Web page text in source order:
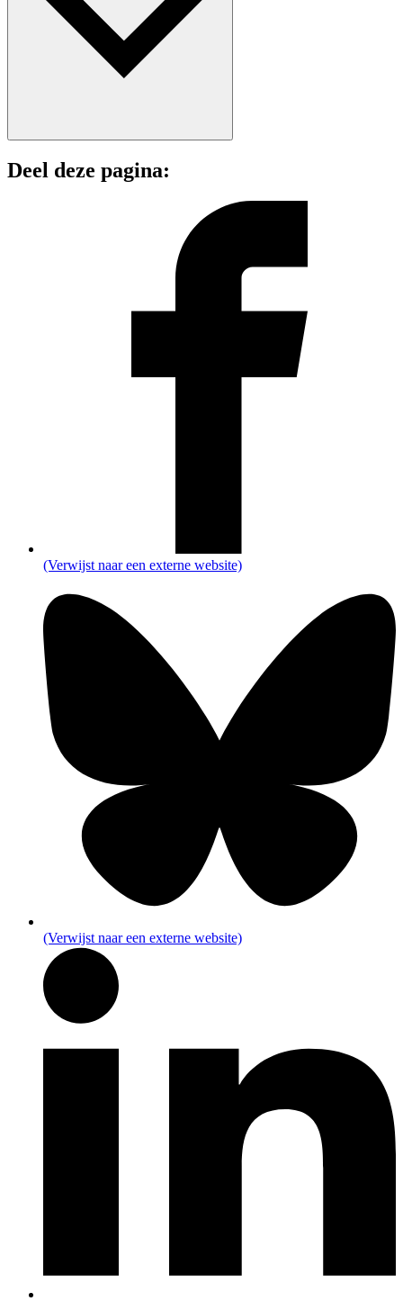
Deel deze pagina:
(Verwijst naar een externe website)
(Verwijst naar een externe website)